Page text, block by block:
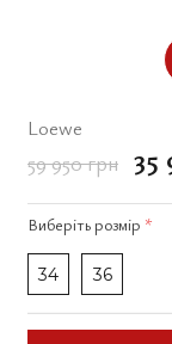
Loewe
59 950 грн 35
Виберіть розмір *
34 36